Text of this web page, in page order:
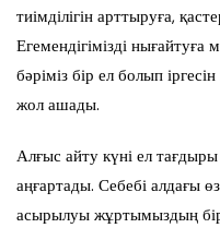
тиімділігін арттыруға,
Егемендігімізді
бәріміз бір ел болып
жол ашады.
Алғыс айту күні ел
аңғартады. Себебі алдағы
асырылуы жұртымыздың